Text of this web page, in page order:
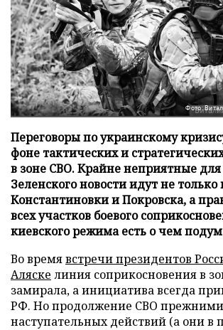
Фото:
Переговоры по украинскому
фоне тактических и
в зоне СВО. Крайне неприятные
Зеленского новости идут не только
Константиновки и Покровска, а
всех участков боевого
киевского режима есть о чем
Во времявстречи президентов
Аляске линия соприкосновения в
замирала, а инициатива всегда
РФ. Но продолжение СВО
наступательных действий (а они в